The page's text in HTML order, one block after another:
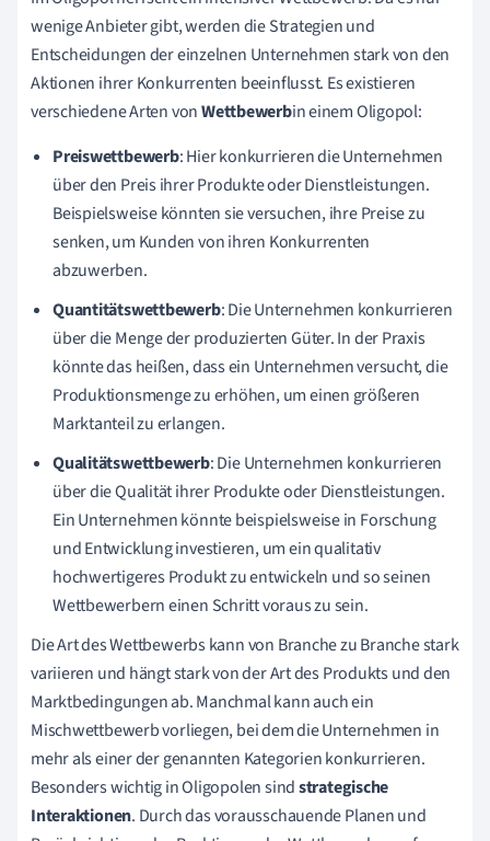
wenige Anbieter gibt, werden die Strategien und
Entscheidungen der einzelnen Unternehmen stark von den
Aktionen ihrer Konkurrenten beeinflusst. Es existieren
verschiedene Arten vonWettbewerbin einem Oligopol:
Preiswettbewerb: Hier konkurrieren die Unternehmen
über den Preis ihrer Produkte oder Dienstleistungen.
Beispielsweise könnten sie versuchen, ihre Preise zu
senken, um Kunden von ihren Konkurrenten
abzuwerben.
Quantitätswettbewerb: Die Unternehmen konkurrieren
über die Menge der produzierten Güter. In der Praxis
könnte das heißen, dass ein Unternehmen versucht, die
Produktionsmenge zu erhöhen, um einen größeren
Marktanteil zu erlangen.
Qualitätswettbewerb: Die Unternehmen konkurrieren
über die Qualität ihrer Produkte oder Dienstleistungen.
Ein Unternehmen könnte beispielsweise in Forschung
und Entwicklung investieren, um ein qualitativ
hochwertigeres Produkt zu entwickeln und so seinen
Wettbewerbern einen Schritt voraus zu sein.
Die Art des Wettbewerbs kann von Branche zu Branche stark
variieren und hängt stark von der Art des Produkts und den
Marktbedingungen ab. Manchmal kann auch ein
Mischwettbewerb vorliegen, bei dem die Unternehmen in
mehr als einer der genannten Kategorien konkurrieren.
Besonders wichtig in Oligopolen sindstrategische
Interaktionen. Durch das vorausschauende Planen und